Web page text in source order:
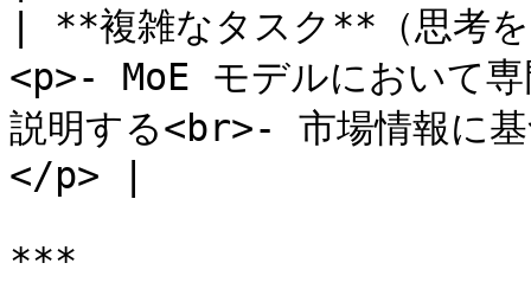
| **複雑なタスク**（思考
<p>- MoE モデルにおいて専
説明する<br>- 市場情報に
</p> |
***